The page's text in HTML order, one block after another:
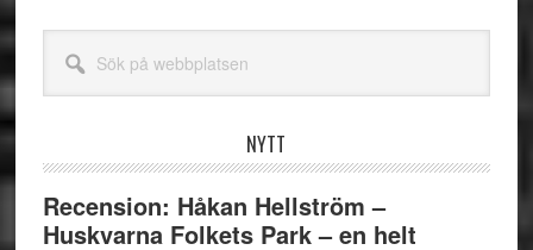
webbplatsen
NYTT
Recension: Håkan Hellström –
Huskvarna Folkets Park – en helt